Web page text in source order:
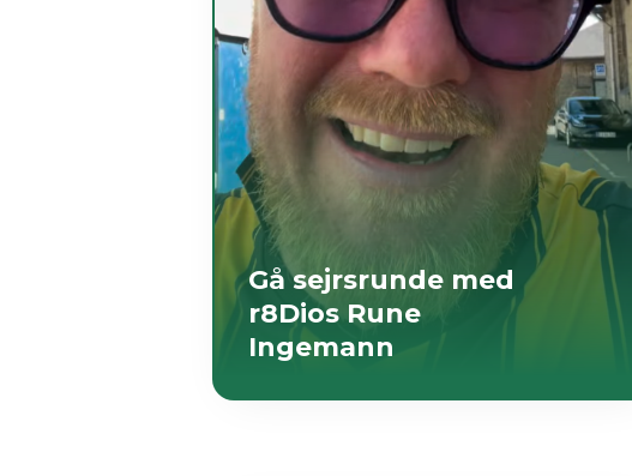
Gå sejrsrunde med
r8Dios Rune
Ingemann